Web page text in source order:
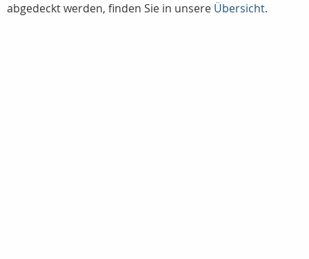
abgedeckt werden, finden Sie in unsere Übersicht.